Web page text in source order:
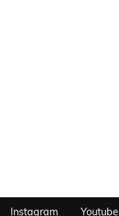
Instagram Youtube